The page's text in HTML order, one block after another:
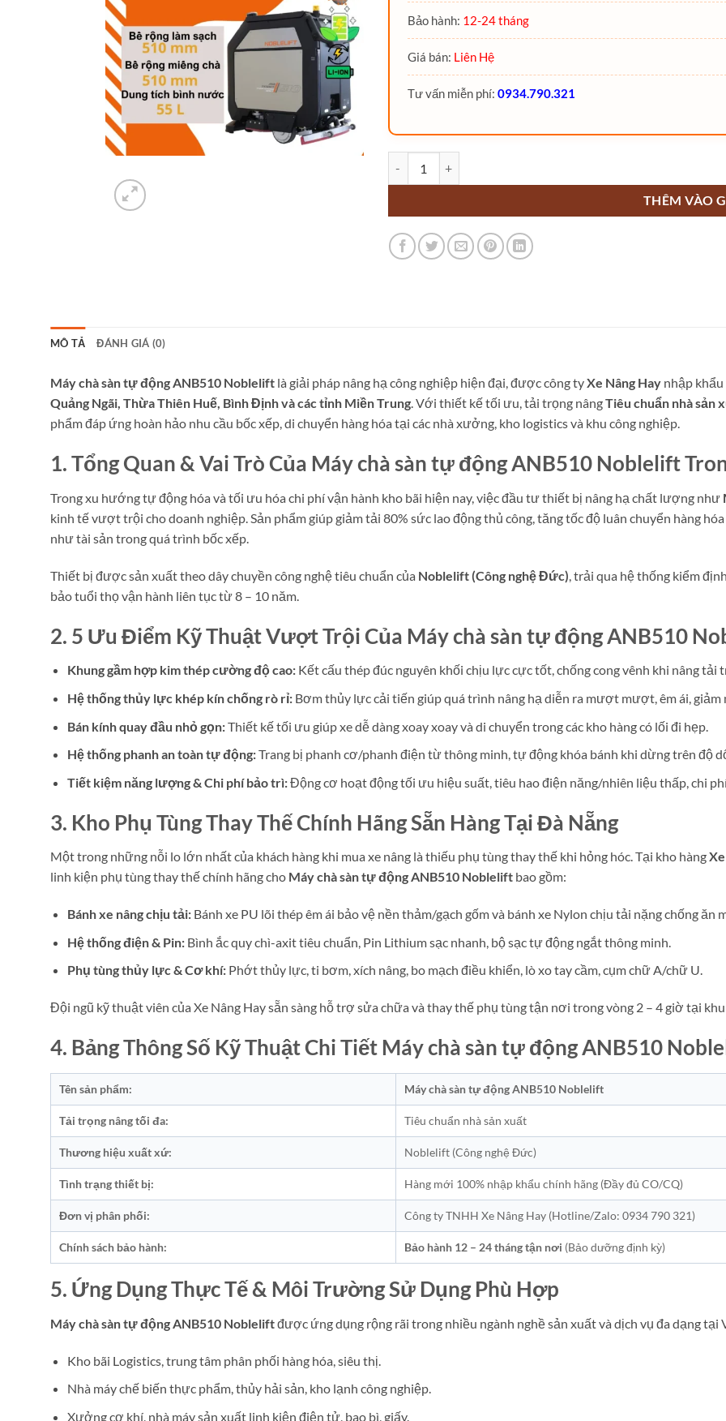
Bảo hành: 12-24 tháng
Giá bán: Liên Hệ
Tư vấn miễn phí: 0934.790.321
THÊM VÀO
MÔ TẢ ĐÁNH GIÁ (0)
Máy chà sàn tự động ANB510 Noblelift là giải pháp nâng hạ công nghiệp hiện đại, được công tyXe Nâng Hay nhập
Quảng Ngãi, Thừa Thiên Huế, Bình Định và các tỉnh Miền Trung. Với thiết kế tối ưu, tải trọng nângTiêu chuẩn nhà sản
phẩm đáp ứng hoàn hảo nhu cầu bốc xếp, di chuyển hàng hóa tại các nhà xưởng, kho logistics và khu công nghiệp.
1. Tổng Quan & Vai Trò Của Máy chà sàn tự động ANB510 Noblelift
Trong xu hướng tự động hóa và tối ưu hóa chi phí vận hành kho bãi hiện nay, việc đầu tư thiết bị nâng hạ chất lượng như
kinh tế vượt trội cho doanh nghiệp. Sản phẩm giúp giảm tải 80% sức lao động thủ công, tăng tốc độ luân chuyển hàng
như tài sản trong quá trình bốc xếp.
Thiết bị được sản xuất theo dây chuyền công nghệ tiêu chuẩn của Noblelift (Công nghệ Đức), trải qua hệ thống kiểm
bảo tuổi thọ vận hành liên tục từ 8 – 10 năm.
2. 5 Ưu Điểm Kỹ Thuật Vượt Trội Của Máy chà sàn tự động ANB510
Khung gầm hợp kim thép cường độ cao:Kết cấu thép đúc nguyên khối chịu lực cực tốt, chống cong vênh khi nâng tải
Hệ thống thủy lực khép kín chống rò rỉ:Bơm thủy lực cải tiến giúp quá trình nâng hạ diễn ra mượt mượt, êm ái, giảm
Bán kính quay đầu nhỏ gọn:Thiết kế tối ưu giúp xe dễ dàng xoay xoay và di chuyển trong các kho hàng có lối đi hẹp.
Hệ thống phanh an toàn tự động:Trang bị phanh cơ/phanh điện từ thông minh, tự động khóa bánh khi dừng trên độ
Tiết kiệm năng lượng & Chi phí bảo trì:Động cơ hoạt động tối ưu hiệu suất, tiêu hao điện năng/nhiên liệu thấp, chi
3. Kho Phụ Tùng Thay Thế Chính Hãng Sẵn Hàng Tại Đà Nẵng
Một trong những nỗi lo lớn nhất của khách hàng khi mua xe nâng là thiếu phụ tùng thay thế khi hỏng hóc. Tại kho hàng
linh kiện phụ tùng thay thế chính hãng cho Máy chà sàn tự động ANB510 Noblelift bao gồm:
Bánh xe nâng chịu tải:Bánh xe PU lõi thép êm ái bảo vệ nền thảm/gạch gốm và bánh xe Nylon chịu tải nặng chống ăn
Hệ thống điện & Pin:Bình ắc quy chì-axit tiêu chuẩn, Pin Lithium sạc nhanh, bộ sạc tự động ngắt thông minh.
Phụ tùng thủy lực & Cơ khí:Phớt thủy lực, ti bơm, xích nâng, bo mạch điều khiển, lò xo tay cầm, cụm chữ A/chữ U.
Đội ngũ kỹ thuật viên của Xe Nâng Hay sẵn sàng hỗ trợ sửa chữa và thay thế phụ tùng tận nơi trong vòng 2 – 4 giờ tại
4. Bảng Thông Số Kỹ Thuật Chi Tiết Máy chà sàn tự động ANB510
Tên sản phẩm: Máy chà sàn tự động ANB510 Noblelift
Tải trọng nâng tối đa: Tiêu chuẩn nhà sản xuất
Thương hiệu xuất xứ: Noblelift (Công nghệ Đức)
Tình trạng thiết bị: Hàng mới 100% nhập khẩu chính hãng (Đầy đủ CO/CQ)
Đơn vị phân phối: Công ty TNHH Xe Nâng Hay (Hotline/Zalo: 0934 790 321)
Chính sách bảo hành: Bảo hành 12 – 24 tháng tận nơi (Bảo dưỡng định kỳ)
5. Ứng Dụng Thực Tế & Môi Trường Sử Dụng Phù Hợp
Máy chà sàn tự động ANB510 Nobleliftđược ứng dụng rộng rãi trong nhiều ngành nghề sản xuất và dịch vụ đa dạng tại
Kho bãi Logistics, trung tâm phân phối hàng hóa, siêu thị.
Nhà máy chế biến thực phẩm, thủy hải sản, kho lạnh công nghiệp.
Xưởng cơ khí, nhà máy sản xuất linh kiện điện tử, bao bì, giấy.